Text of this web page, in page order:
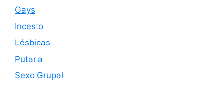
Gays
Incesto
Lésbicas
Putaria
Sexo Grupal